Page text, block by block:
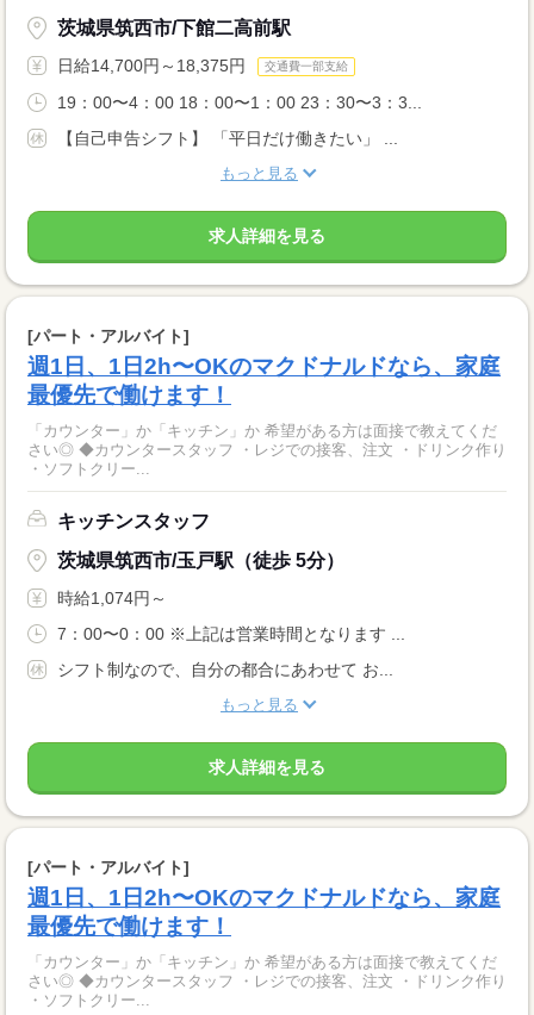
茨城県筑西市/下館二高前駅
日給14,700円～18,375円 交通費一部支給
19：00〜4：00 18：00〜1：00 23：30〜3：3...
【自己申告シフト】 「平日だけ働きたい」 ...
もっと見る
求人詳細を見る
[パート・アルバイト]
週1日、1日2h〜OKのマクドナルドなら、家庭
最優先で働けます！
「カウンター」か「キッチン」か 希望がある方は面接で教えてくだ
さい◎ ◆カウンタースタッフ ・レジでの接客、注文 ・ドリンク作り
・ソフトクリー...
キッチンスタッフ
茨城県筑西市/玉戸駅（徒歩 5分）
時給1,074円～
7：00〜0：00 ※上記は営業時間となります ...
シフト制なので、自分の都合にあわせて お...
もっと見る
求人詳細を見る
[パート・アルバイト]
週1日、1日2h〜OKのマクドナルドなら、家庭
最優先で働けます！
「カウンター」か「キッチン」か 希望がある方は面接で教えてくだ
さい◎ ◆カウンタースタッフ ・レジでの接客、注文 ・ドリンク作り
・ソフトクリー...